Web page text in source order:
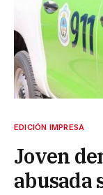
EDICIÓN IMPRESA
Joven
abusada